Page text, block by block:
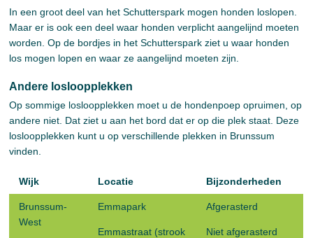
In een groot deel van het Schutterspark mogen honden loslopen.
Maar er is ook een deel waar honden verplicht aangelijnd moeten
worden. Op de bordjes in het Schutterspark ziet u waar honden
los mogen lopen en waar ze aangelijnd moeten zijn.
Andere losloopplekken
Op sommige losloopplekken moet u de hondenpoep opruimen, op
andere niet. Dat ziet u aan het bord dat er op die plek staat. Deze
losloopplekken kunt u op verschillende plekken in Brunssum
vinden.
Wijk Locatie Bijzonderheden
Brunssum-
West
Emmapark
Emmastraat (strook
Afgerasterd
Niet afgerasterd